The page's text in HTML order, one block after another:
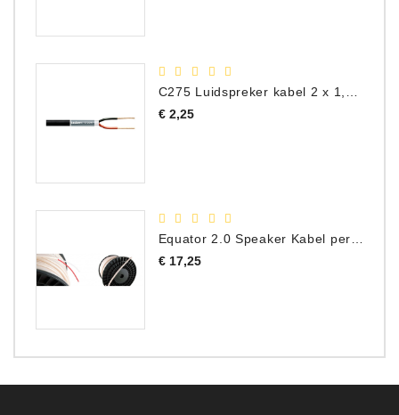
C275 Luidspreker kabel 2 x 1,50 mm² (Per Meter)
€ 2,25Prijs
€ 17,25Prijs